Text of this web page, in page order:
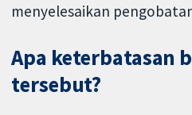
menyelesaikan
Apa keterbatasan
tersebut?